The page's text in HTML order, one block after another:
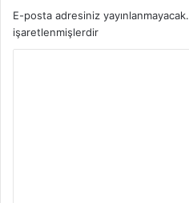
E-posta adresiniz yayınlanmayacak.
işaretlenmişlerdir